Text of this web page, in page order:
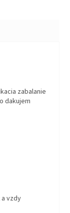
zabalanie
dakujem
vzdy